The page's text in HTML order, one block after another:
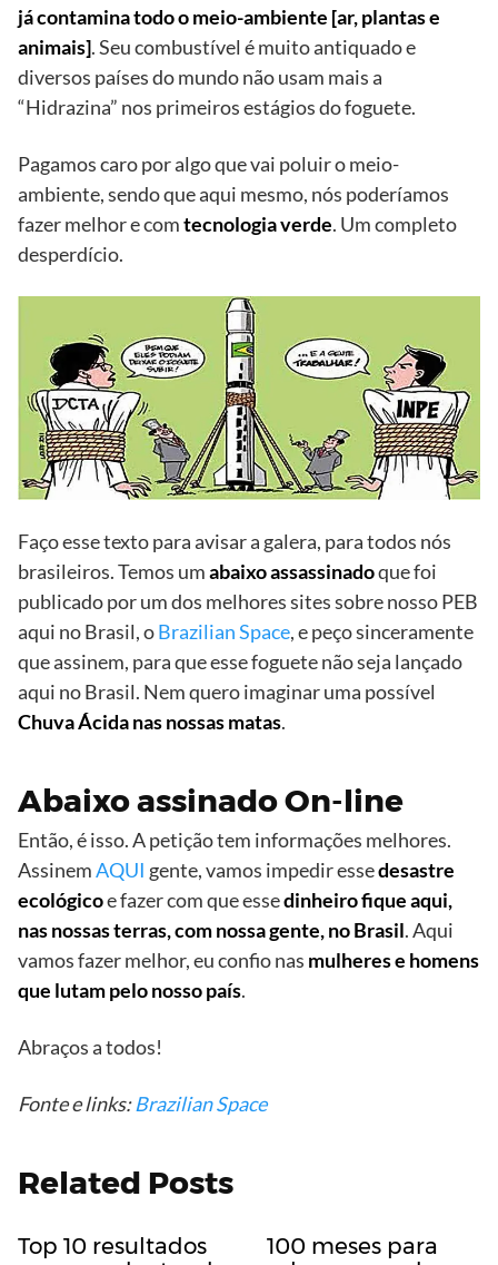
já contamina todo o meio-ambiente [ar, plantas e
animais]. Seu combustível é muito antiquado e
diversos países do mundo não usam mais a
“Hidrazina” nos primeiros estágios do foguete.
Pagamos caro por algo que vai poluir o meio-
ambiente, sendo que aqui mesmo, nós poderíamos
fazer melhor e comtecnologia verde. Um completo
desperdício.
Faço esse texto para avisar a galera, para todos nós
brasileiros. Temos umabaixo assassinadoque foi
publicado por um dos melhores sites sobre nosso PEB
aqui no Brasil, oBrazilian Space, e peço sinceramente
que assinem, para que esse foguete não seja lançado
aqui no Brasil. Nem quero imaginar uma possível
Chuva Ácida nas nossas matas.
Abaixo assinado On-line
Então, é isso. A petição tem informações melhores.
AssinemAQUI gente, vamos impedir essedesastre
ecológicoe fazer com que essedinheiro fique aqui,
nas nossas terras, com nossa gente, no Brasil. Aqui
vamos fazer melhor, eu confio nas mulheres e homens
que lutam pelo nosso país.
Abraços a todos!
Fonte e links:Brazilian Space
Related Posts
Top 10 resultados
100 meses para